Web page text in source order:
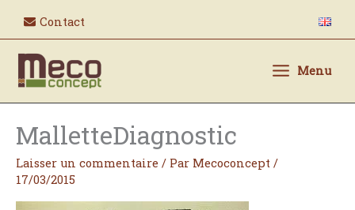
Contact
Menu
MalletteDiagnostic
Laisser un commentaire / Par Mecoconcept /
17/03/2015